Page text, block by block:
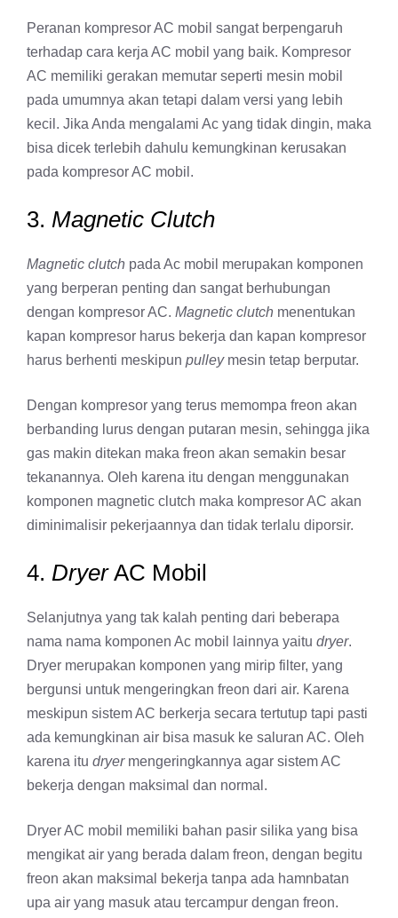
Peranan kompresor AC mobil sangat berpengaruh
terhadap cara kerja AC mobil yang baik. Kompresor
AC memiliki gerakan memutar seperti mesin mobil
pada umumnya akan tetapi dalam versi yang lebih
kecil. Jika Anda mengalami Ac yang tidak dingin, maka
bisa dicek terlebih dahulu kemungkinan kerusakan
pada kompresor AC mobil.
3. Magnetic Clutch
Magnetic clutch pada Ac mobil merupakan komponen
yang berperan penting dan sangat berhubungan
dengan kompresor AC. Magnetic clutch menentukan
kapan kompresor harus bekerja dan kapan kompresor
harus berhenti meskipun pulleymesin tetap berputar.
Dengan kompresor yang terus memompa freon akan
berbanding lurus dengan putaran mesin, sehingga jika
gas makin ditekan maka freon akan semakin besar
tekanannya. Oleh karena itu dengan menggunakan
komponen magnetic clutch maka kompresor AC akan
diminimalisir pekerjaannya dan tidak terlalu diporsir.
4. DryerAC Mobil
Selanjutnya yang tak kalah penting dari beberapa
nama nama komponen Ac mobil lainnya yaitu dryer.
Dryer merupakan komponen yang mirip filter, yang
bergunsi untuk mengeringkan freon dari air. Karena
meskipun sistem AC berkerja secara tertutup tapi pasti
ada kemungkinan air bisa masuk ke saluran AC. Oleh
karena itu dryermengeringkannya agar sistem AC
bekerja dengan maksimal dan normal.
Dryer AC mobil memiliki bahan pasir silika yang bisa
mengikat air yang berada dalam freon, dengan begitu
freon akan maksimal bekerja tanpa ada hamnbatan
upa air yang masuk atau tercampur dengan freon.